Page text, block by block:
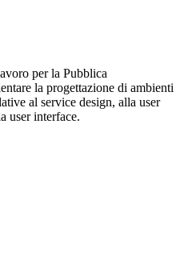
per la Pubblica
la progettazione di ambienti
al service design, alla user
user interface.